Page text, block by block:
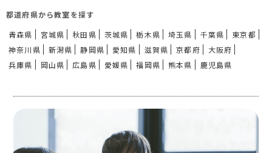
都道府県から教室を探す
青森県
宮城県 秋田県 茨城県 栃木県 埼玉県 千葉県
東京都
神奈川県
新潟県 静岡県 愛知県 滋賀県 京都府
大阪府
兵庫県
岡山県 広島県 愛媛県 福岡県 熊本県 鹿児島県